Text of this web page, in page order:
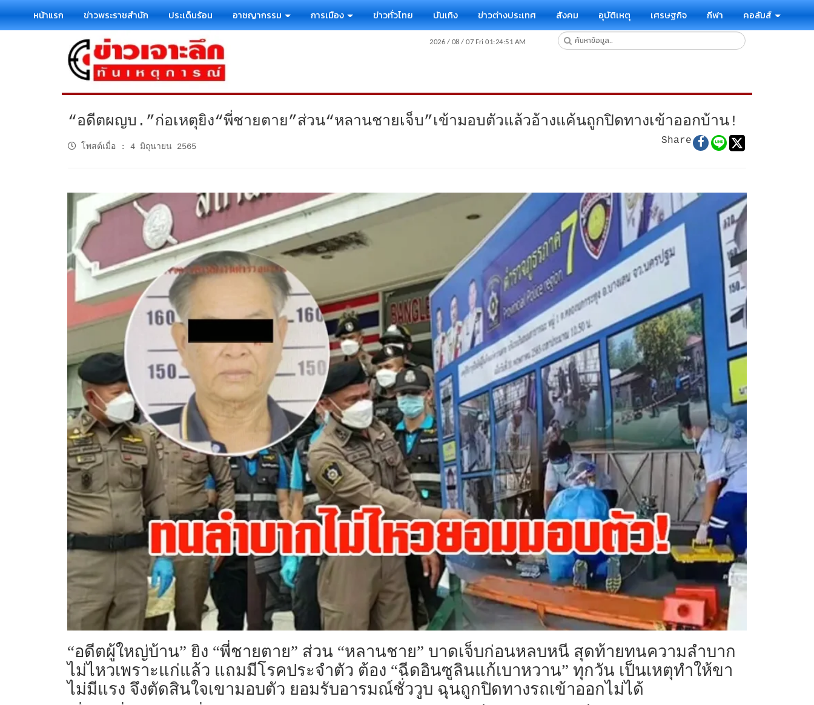
หน้าแรก ข่าวพระราชสำนัก ประเด็นร้อน อาชญากรรม การเมือง ข่าวทั่วไทย บันเทิง ข่าวต่างประเทศ สังคม อุบัติเหตุ เศรษฐกิจ กีฬา คอลัมส์
“อดีตผญบ.”ก่อเหตุยิง“พี่ชายตาย”ส่วน“หลานชายเจ็บ”เข้ามอบตัวแล้วอ้างแค้นถูกปิดทางเข้าออกบ้าน!
โพสต์เมื่อ : 4 มิถุนายน 2565
Share
“อดีตผู้ใหญ่บ้าน” ยิง “พี่ชายตาย” ส่วน “หลานชาย” บาดเจ็บก่อนหลบหนี สุดท้ายทนความลำบาก
ไม่ไหวเพราะแก่แล้ว แถมมีโรคประจำตัว ต้อง “ฉีดอินซูลินแก้เบาหวาน” ทุกวัน เป็นเหตุทำให้ขา
ไม่มีแรง จึงตัดสินใจเขามอบตัว ยอมรับอารมณ์ชั่ววูบ ฉุนถูกปิดทางรถเข้าออกไม่ได้